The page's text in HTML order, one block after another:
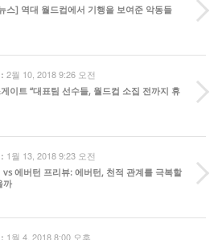
스] 역대 월드컵에서 기행을 보여준 악동들
2월 10, 2018 9:26 오전
이트 “대표팀 선수들, 월드컵 소집 전까지 휴
1월 13, 2018 9:23 오전
vs 에버턴 프리뷰: 에버턴, 천적 관계를 극복할
까
1월 4, 2018 8:00 오후